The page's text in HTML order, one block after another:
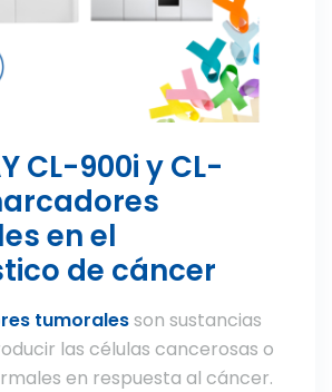
CL-900i y CL-
en el
de cáncer
tumoralesson sustancias
las células cancerosas o
en respuesta al cáncer.